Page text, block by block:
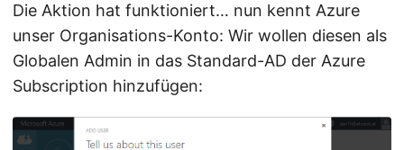
Die Aktion hat funktioniert… nun kennt Azure
unser Organisations-Konto: Wir wollen diesen als
Globalen Admin in das Standard-AD der Azure
Subscription hinzufügen: